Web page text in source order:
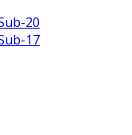
20
17